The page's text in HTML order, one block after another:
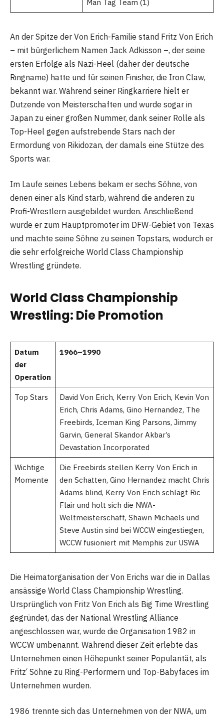
Man Tag Team (1)
An der Spitze der Von Erich-Familie stand Fritz Von Erich
– mit bürgerlichem Namen Jack Adkisson –, der seine
ersten Erfolge als Nazi-Heel (daher der deutsche
Ringname) hatte und für seinen Finisher, die Iron Claw,
bekannt war. Während seiner Ringkarriere hielt er
Dutzende von Meisterschaften und wurde sogar in
Japan zu einer großen Nummer, dank seiner Rolle als
Top-Heel gegen aufstrebende Stars nach der
Ermordung von Rikidozan, der damals eine Stütze des
Sports war.
Im Laufe seines Lebens bekam er sechs Söhne, von
denen einer als Kind starb, während die anderen zu
Profi-Wrestlern ausgebildet wurden. Anschließend
wurde er zum Hauptpromoter im DFW-Gebiet von Texas
und machte seine Söhne zu seinen Topstars, wodurch er
die sehr erfolgreiche World Class Championship
Wrestling gründete.
World Class Championship
Wrestling: Die Promotion
Datum
der
Operation
1966–1990
Top Stars
David Von Erich, Kerry Von Erich, Kevin Von
Erich, Chris Adams, Gino Hernandez, The
Freebirds, Iceman King Parsons, Jimmy
Garvin, General Skandor Akbar’s
Devastation Incorporated
Wichtige
Momente
Die Freebirds stellen Kerry Von Erich in
den Schatten, Gino Hernandez macht Chris
Adams blind, Kerry Von Erich schlägt Ric
Flair und holt sich die NWA-
Weltmeisterschaft, Shawn Michaels und
Steve Austin sind bei WCCW eingestiegen,
WCCW fusioniert mit Memphis zur USWA
Die Heimatorganisation der Von Erichs war die in Dallas
ansässige World Class Championship Wrestling.
Ursprünglich von Fritz Von Erich als Big Time Wrestling
gegründet, das der National Wrestling Alliance
angeschlossen war, wurde die Organisation 1982 in
WCCW umbenannt. Während dieser Zeit erlebte das
Unternehmen einen Höhepunkt seiner Popularität, als
Fritz‘ Söhne zu Ring-Performern und Top-Babyfaces im
Unternehmen wurden.
1986 trennte sich das Unternehmen von der NWA, um